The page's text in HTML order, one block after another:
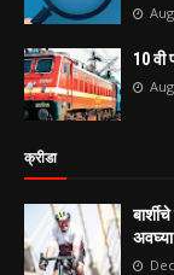
10 वी
क्रीडा